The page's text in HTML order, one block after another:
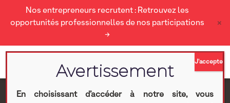
Nos entrepreneurs recrutent : Retrouvez les
opportunités professionnelles de nos participations
→
×
En choisissant d’accéder à notre site, vous